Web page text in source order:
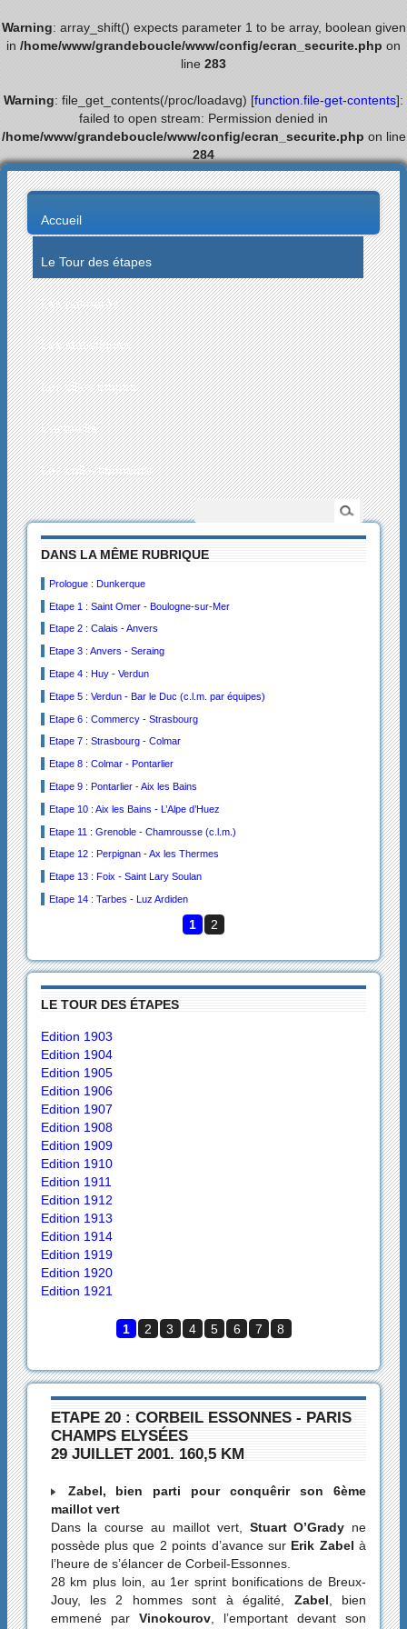
Warning: array_shift() expects parameter 1 to be array, boolean given
in /home/www/grandeboucle/www/config/ecran_securite.php on
line 283
Warning: file_get_contents(/proc/loadavg) [function.file-get-contents]:
failed to open stream: Permission denied in
/home/www/grandeboucle/www/config/ecran_securite.php on line
284
Accueil
Le Tour des étapes
Les palmarès
Les statistiques
Les villes étapes
L’actualité
Les collectionneurs
DANS LA MÊME RUBRIQUE
Prologue : Dunkerque
Etape 1 : Saint Omer - Boulogne-sur-Mer
Etape 2 : Calais - Anvers
Etape 3 : Anvers - Seraing
Etape 4 : Huy - Verdun
Etape 5 : Verdun - Bar le Duc (c.l.m. par équipes)
Etape 6 : Commercy - Strasbourg
Etape 7 : Strasbourg - Colmar
Etape 8 : Colmar - Pontarlier
Etape 9 : Pontarlier - Aix les Bains
Etape 10 : Aix les Bains - L’Alpe d’Huez
Etape 11 : Grenoble - Chamrousse (c.l.m.)
Etape 12 : Perpignan - Ax les Thermes
Etape 13 : Foix - Saint Lary Soulan
Etape 14 : Tarbes - Luz Ardiden
1 2
LE TOUR DES ÉTAPES
Edition 1903
Edition 1904
Edition 1905
Edition 1906
Edition 1907
Edition 1908
Edition 1909
Edition 1910
Edition 1911
Edition 1912
Edition 1913
Edition 1914
Edition 1919
Edition 1920
Edition 1921
1 2 3 4 5 6 7 8
ETAPE 20 : CORBEIL ESSONNES - PARIS
CHAMPS ELYSÉES
29 JUILLET 2001. 160,5 KM
Zabel, bien parti pour conquêrir son 6ème
maillot vert
Dans la course au maillot vert, Stuart O’Grady ne
possède plus que 2 points d’avance sur Erik Zabel à
l’heure de s’élancer de Corbeil-Essonnes.
28 km plus loin, au 1er sprint bonifications de Breux-
Jouy, les 2 hommes sont à égalité, Zabel, bien
emmené par Vinokourov, l’emportant devant son